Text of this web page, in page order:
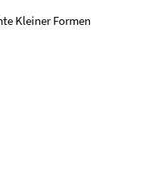
Kleiner Formen